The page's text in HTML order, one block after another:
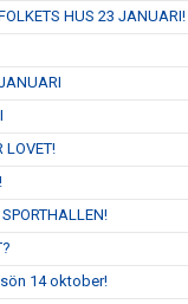
HUS 23 JANUARI!
LOVET!
14 oktober!